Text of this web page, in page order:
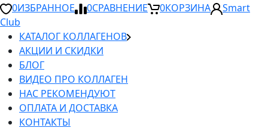
0ИЗБРАННОЕ 0СРАВНЕНИЕ 0КОРЗИНА
Smart
Club
КАТАЛОГ КОЛЛАГЕНОВ
АКЦИИ И СКИДКИ
БЛОГ
ВИДЕО ПРО КОЛЛАГЕН
НАС РЕКОМЕНДУЮТ
ОПЛАТА И ДОСТАВКА
КОНТАКТЫ